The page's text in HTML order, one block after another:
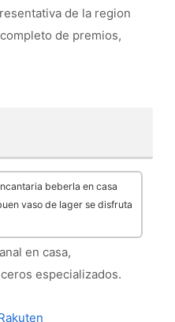
de la region
de premios,
beberla en casa
vaso de lager se disfruta
en casa,
especializados.